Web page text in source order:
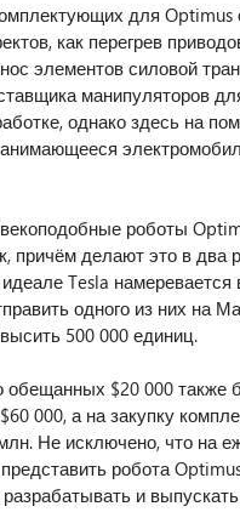
для Optimus
как перегрев
элементов силовой
манипуляторов
однако здесь на
роботы
причём делают это в два
Tesla намеревается
одного из них на
500 000 единиц.
обещанных $20 000 также
000, а на закупку
Не исключено, что на
робота
и